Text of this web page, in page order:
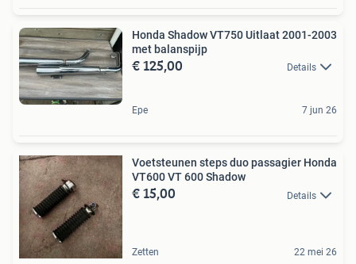
Honda Shadow VT750 Uitlaat 2001-2003
met balanspijp
€ 125,00 Details
Epe 7 jun 26
Voetsteunen steps duo passagier Honda
VT600 VT 600 Shadow
€ 15,00 Details
Zetten 22 mei 26